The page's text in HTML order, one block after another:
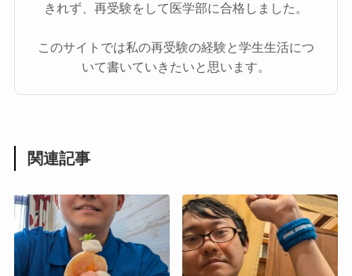
きれず、再受験をして医学部に合格しました。
このサイトでは私の再受験の経験と学生生活につ
いて書いていきたいと思います。
関連記事